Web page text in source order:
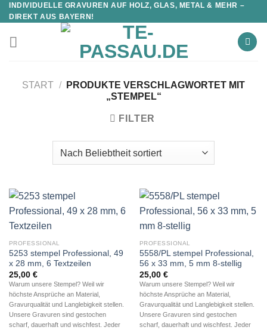
INDIVIDUELLE GRAVUREN AUF HOLZ, GLAS, METAL & MEHR –
DIREKT AUS BAYERN!
START /
PRODUKTE VERSCHLAGWORTET MIT
„STEMPEL“
FILTER
PROFESSIONAL
5253 stempel Professional, 49
x 28 mm, 6 Textzeilen
25,00 €
Warum unsere Stempel? Weil wir
höchste Ansprüche an Material,
Gravurqualität und Langlebigkeit stellen.
Unsere Gravuren sind gestochen
scharf, dauerhaft und wischfest. Jeder
PROFESSIONAL
5558/PL stempel Professional,
56 x 33 mm, 5 mm 8-stellig
25,00 €
Warum unsere Stempel? Weil wir
höchste Ansprüche an Material,
Gravurqualität und Langlebigkeit stellen.
Unsere Gravuren sind gestochen
scharf, dauerhaft und wischfest. Jeder